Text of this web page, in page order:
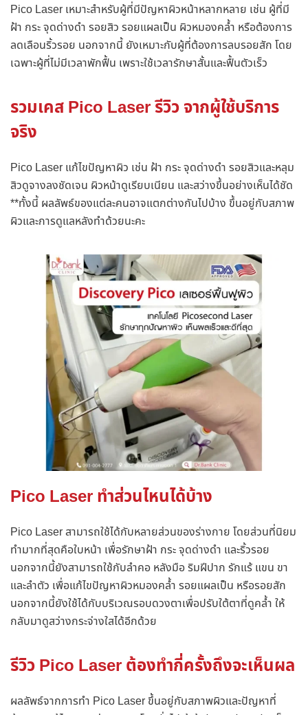
Pico Laser เหมาะสำหรับผู้ที่มีปัญหาผิวหน้าหลากหลาย เช่น ผู้ที่มี
ฝ้า กระ จุดด่างดำ รอยสิว รอยแผลเป็น ผิวหมองคล้ำ หรือต้องการ
ลดเลือนริ้วรอย นอกจากนี้ ยังเหมาะกับผู้ที่ต้องการลบรอยสัก โดย
เฉพาะผู้ที่ไม่มีเวลาพักฟื้น เพราะใช้เวลารักษาสั้นและฟื้นตัวเร็ว
รวมเคส Pico Laser รีวิว จากผู้ใช้บริการ
จริง
Pico Laser แก้ไขปัญหาผิว เช่น ฝ้า กระ จุดด่างดำ รอยสิวและหลุม
สิวดูจางลงชัดเจน ผิวหน้าดูเรียบเนียน และสว่างขึ้นอย่างเห็นได้ชัด
**ทั้งนี้ ผลลัพธ์ของแต่ละคนอาจแตกต่างกันไปบ้าง ขึ้นอยู่กับสภาพ
ผิวและการดูแลหลังทำด้วยนะคะ
Pico Laser ทำส่วนไหนได้บ้าง
Pico Laser สามารถใช้ได้กับหลายส่วนของร่างกาย โดยส่วนที่นิยม
ทำมากที่สุดคือใบหน้า เพื่อรักษาฝ้า กระ จุดด่างดำ และริ้วรอย
นอกจากนี้ยังสามารถใช้กับลำคอ หลังมือ ริมฝีปาก รักแร้ แขน ขา
และลำตัว เพื่อแก้ไขปัญหาผิวหมองคล้ำ รอยแผลเป็น หรือรอยสัก
นอกจากนี้ยังใช้ได้กับบริเวณรอบดวงตาเพื่อปรับใต้ตาที่ดูคล้ำ ให้
กลับมาดูสว่างกระจ่างใสได้อีกด้วย
รีวิว Pico Laser ต้องทำกี่ครั้งถึงจะเห็นผล
ผลลัพธ์จากการทำ Pico Laser ขึ้นอยู่กับสภาพผิวและปัญหาที่